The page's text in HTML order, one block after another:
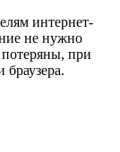
интернет-
не нужно
при